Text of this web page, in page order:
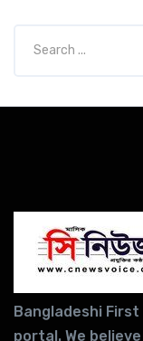
Bangladeshi First
portal. We